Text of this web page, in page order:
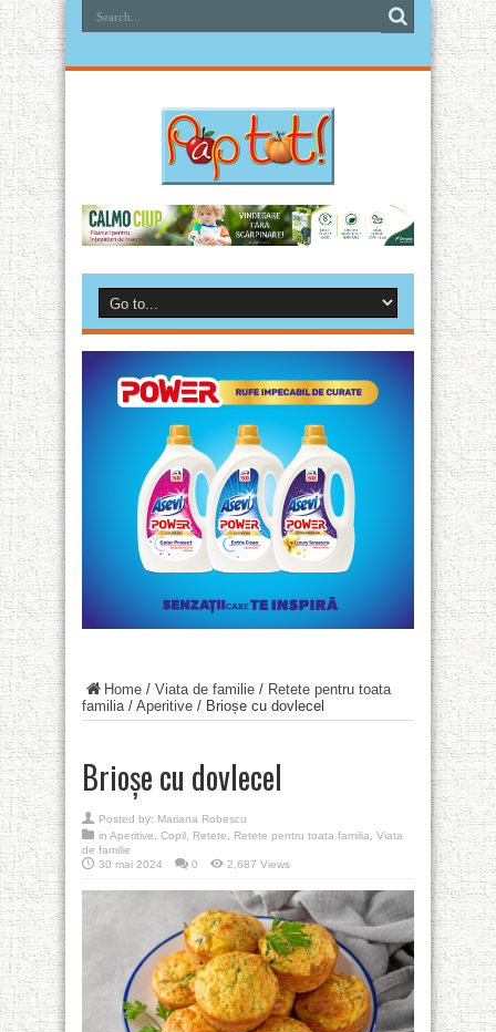
Home / Viata de familie / Retete pentru toata
familia/ Aperitive / Brioșe cu dovlecel
Brioșe cu dovlecel
Posted by: Mariana Robescu
in Aperitive Copil Retete Retete pentru toata familia
Viata
de familie
30 mai 2024
0 2,687 Views